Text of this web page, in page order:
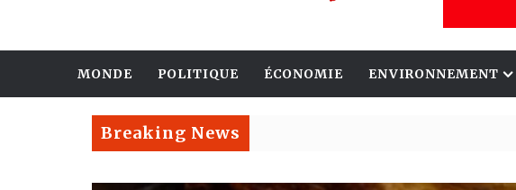
MONDE POLITIQUE ÉCONOMIE ENVIRONNEMENT
Breaking News